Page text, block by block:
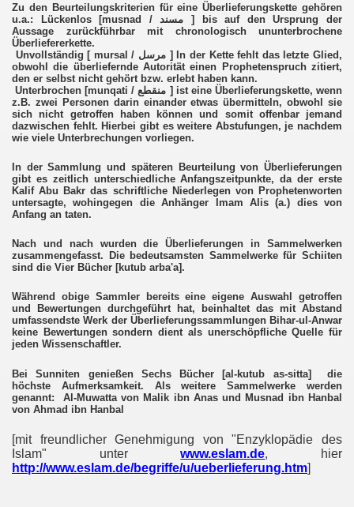
Zu den Beurteilungskriterien für eine Überlieferungskette gehören
u.a.: Lückenlos [musnad / مسند ] bis auf den Ursprung der
Aussage zurückführbar mit chronologisch ununterbrochene
Überliefererkette.
Unvollständig [ mursal / مرسل ] In der Kette fehlt das letzte Glied,
obwohl die überliefernde Autorität einen Prophetenspruch zitiert,
den er selbst nicht gehört bzw. erlebt haben kann.
Unterbrochen [munqati / منقطع ] ist eine Überlieferungskette, wenn
z.B. zwei Personen darin einander etwas übermitteln, obwohl sie
sich nicht getroffen haben können und somit offenbar jemand
dazwischen fehlt. Hierbei gibt es weitere Abstufungen, je nachdem
wie viele Unterbrechungen vorliegen.
In der Sammlung und späteren Beurteilung von Überlieferungen
gibt es zeitlich unterschiedliche Anfangszeitpunkte, da der erste
Kalif Abu Bakr das schriftliche Niederlegen von Prophetenworten
untersagte, wohingegen die Anhänger Imam Alis (a.) dies von
Anfang an taten.
Nach und nach wurden die Überlieferungen in Sammelwerken
zusammengefasst. Die bedeutsamsten Sammelwerke für Schiiten
sind die Vier Bücher [kutub arba'a].
Während obige Sammler bereits eine eigene Auswahl getroffen
und Bewertungen durchgeführt hat, beinhaltet das mit Abstand
umfassendste Werk der Überlieferungssammlungen Bihar-ul-Anwar
keine Bewertungen sondern dient als unerschöpfliche Quelle für
jeden Wissenschaftler.
Bei Sunniten genießen Sechs Bücher [al-kutub as-sitta] die
höchste Aufmerksamkeit. Als weitere Sammelwerke werden
genannt: Al-Muwatta von Malik ibn Anas und Musnad ibn Hanbal
von Ahmad ibn Hanbal
[mit freundlicher Genehmigung von "Enzyklopädie des
Islam" unterwww.eslam.de, hier
http://www.eslam.de/begriffe/u/ueberlieferung.htm]